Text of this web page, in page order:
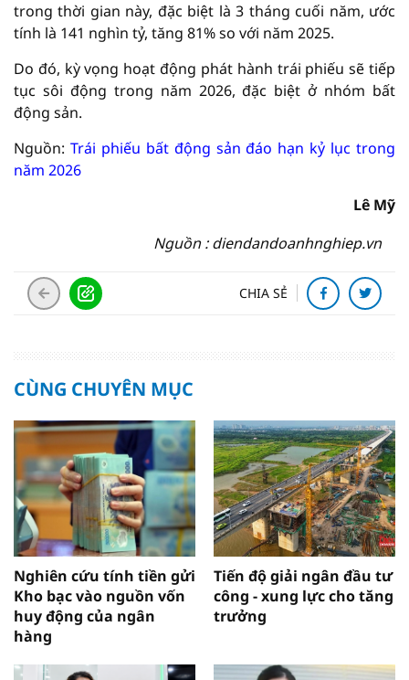
trong thời gian này, đặc biệt là 3 tháng cuối năm, ước
tính là 141 nghìn tỷ, tăng 81% so với năm 2025.
Do đó, kỳ vọng hoạt động phát hành trái phiếu sẽ tiếp
tục sôi động trong năm 2026, đặc biệt ở nhóm bất
động sản.
Nguồn: Trái phiếu bất động sản đáo hạn kỷ lục trong
năm 2026
Lê Mỹ
Nguồn : diendandoanhnghiep.vn
CHIA SẺ
CÙNG CHUYÊN MỤC
Nghiên cứu tính tiền gửi
Kho bạc vào nguồn vốn
huy động của ngân
hàng
Tiến độ giải ngân đầu tư
công - xung lực cho tăng
trưởng